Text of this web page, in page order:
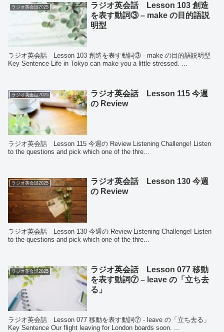
ラジオ英会話2025
ラジオ英会話 Lesson 103 創造
を表す動詞③ – make の目的語説
明型
ラジオ英会話 Lesson 103 創造を表す動詞③ - make の目的語説明型
Key Sentence Life in Tokyo can make you a little stressed. ...
ラジオ英会話2025
ラジオ英会話 Lesson 115 今週
の Review
ラジオ英会話 Lesson 115 今週の Review Listening Challenge! Listen
to the questions and pick which one of the thre...
ラジオ英会話2025
ラジオ英会話 Lesson 130 今週
の Review
ラジオ英会話 Lesson 130 今週の Review Listening Challenge! Listen
to the questions and pick which one of the thre...
ラジオ英会話2025
ラジオ英会話 Lesson 077 移動
を表す動詞⑦ – leave の「立ち去
る」
ラジオ英会話 Lesson 077 移動を表す動詞⑦ - leave の「立ち去る」
Key Sentence Our flight leaving for London boards soon. ...